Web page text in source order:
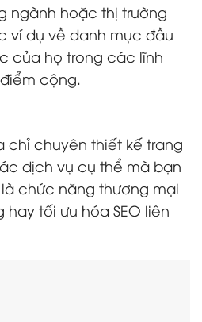
ngành hoặc thị trường
ví dụ về danh mục đầu
của họ trong các lĩnh
cộng.
chỉ chuyên thiết kế trang
dịch vụ cụ thể mà bạn
chức năng thương mại
tối ưu hóa SEO liên